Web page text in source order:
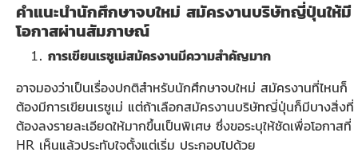
คำแนะนำนักศึกษาจบใหม่ สมัครงานบริษัทญี่ปุ่นให้มี
โอกาสผ่านสัมภาษณ์
การเขียนเรซูเม่สมัครงานมีความสำคัญมาก
อาจมองว่าเป็นเรื่องปกติสำหรับนักศึกษาจบใหม่ สมัครงานที่ไหนก็
ต้องมีการเขียนเรซูเม่ แต่ถ้าเลือกสมัครงานบริษัทญี่ปุ่นก็มีบางสิ่งที่
ต้องลงรายละเอียดให้มากขึ้นเป็นพิเศษ ซึ่งขอระบุให้ชัดเพื่อโอกาสที่
HR เห็นแล้วประทับใจตั้งแต่เริ่ม ประกอบไปด้วย